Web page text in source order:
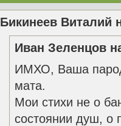
Бикинеев Виталий
Иван Зеленцов
ИМХО, Ваша
мата.
Мои стихи не о
состоянии душ, о